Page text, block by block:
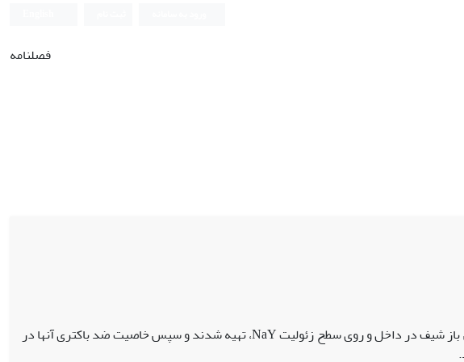
فصلنامه
در این پژوهش مواد هیبرید جامد حاصل از کمپلکس باز شیف در داخل و روی سطح زئولیت NaY، تهیه شدند و سپس خاصیت ضد باکتری آن­ها در